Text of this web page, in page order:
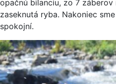
opačnú bilanciu, zo 7 záberov
zaseknutá ryba. Nakoniec
spokojní.